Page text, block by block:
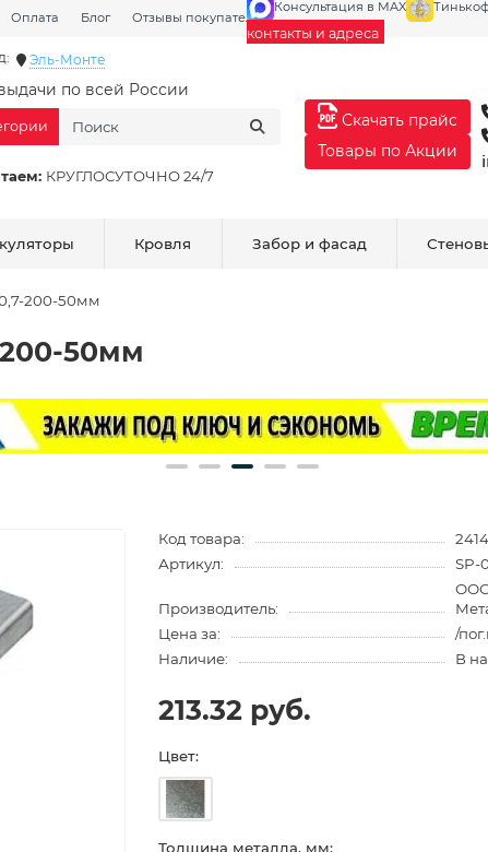
Оплата Блог Отзывы покупателей Галерея
Консультация в MAX
контакты и адреса
Эль-Монте
по всей России
КРУГЛОСУТОЧНО 24/7
Скачать прайс
Товары по Акции
Кровля Забор и фасад
200-50мм
50мм
Код товара:
Артикул:
SP-
Производитель:
ООО
Цена за:
/
Наличие:
В
213.32 руб.
Цвет:
Толщина металла, мм: